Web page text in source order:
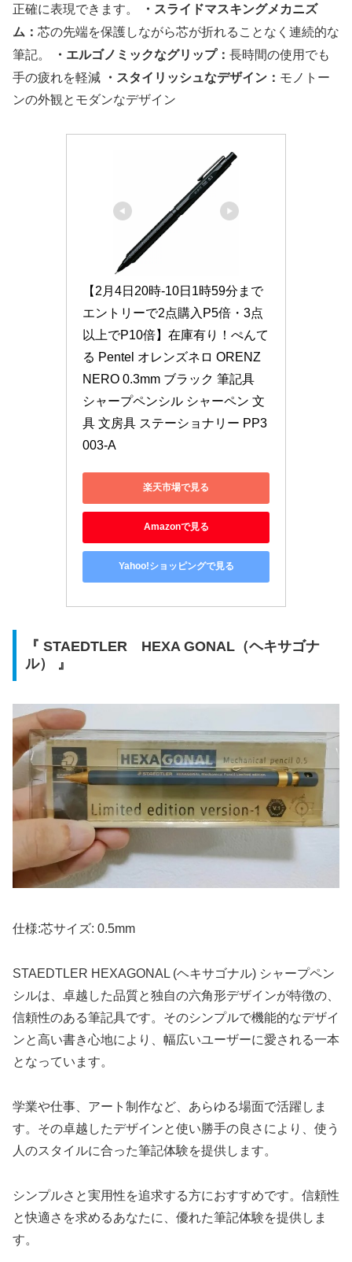
正確に表現できます。
・スライドマスキングメカニズ
ム： 芯の先端を保護しながら芯が折れることなく連続的な
筆記。
・エルゴノミックなグリップ： 長時間の使用でも
手の疲れを軽減
・スタイリッシュなデザイン： モノトー
ンの外観とモダンなデザイン
【2月4日20時-10日1時59分まで
エントリーで2点購入P5倍・3点
以上でP10倍】在庫有り！ぺんて
る Pentel オレンズネロ ORENZ
NERO 0.3mm ブラック 筆記具
シャープペンシル シャーペン 文
具 文房具 ステーショナリー PP3
003-A
楽天市場で見る
Amazonで見る
Yahoo!ショッピングで見る
『 STAEDTLER HEXA GONAL（ヘキサゴナ
ル） 』
仕様:芯サイズ: 0.5mm
STAEDTLER HEXAGONAL (ヘキサゴナル) シャープペン
シルは、卓越した品質と独自の六角形デザインが特徴の、
信頼性のある筆記具です。そのシンプルで機能的なデザイ
ンと高い書き心地により、幅広いユーザーに愛される一本
となっています。
学業や仕事、アート制作など、あらゆる場面で活躍しま
す。その卓越したデザインと使い勝手の良さにより、使う
人のスタイルに合った筆記体験を提供します。
シンプルさと実用性を追求する方におすすめです。信頼性
と快適さを求めるあなたに、優れた筆記体験を提供しま
す。